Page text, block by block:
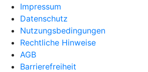
Impressum
Datenschutz
Nutzungsbedingungen
Rechtliche Hinweise
AGB
Barrierefreiheit